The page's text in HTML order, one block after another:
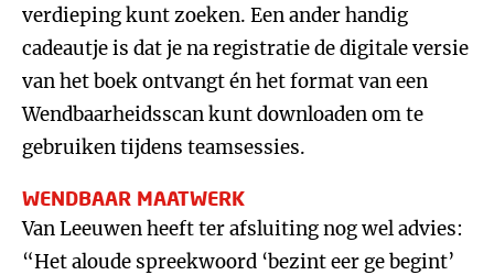
verdieping kunt zoeken. Een ander handig
cadeautje is dat je na registratie de digitale versie
van het boek ontvangt én het format van een
Wendbaarheidsscan kunt downloaden om te
gebruiken tijdens teamsessies.
WENDBAAR MAATWERK
Van Leeuwen heeft ter afsluiting nog wel advies:
“Het aloude spreekwoord ‘bezint eer ge begint’